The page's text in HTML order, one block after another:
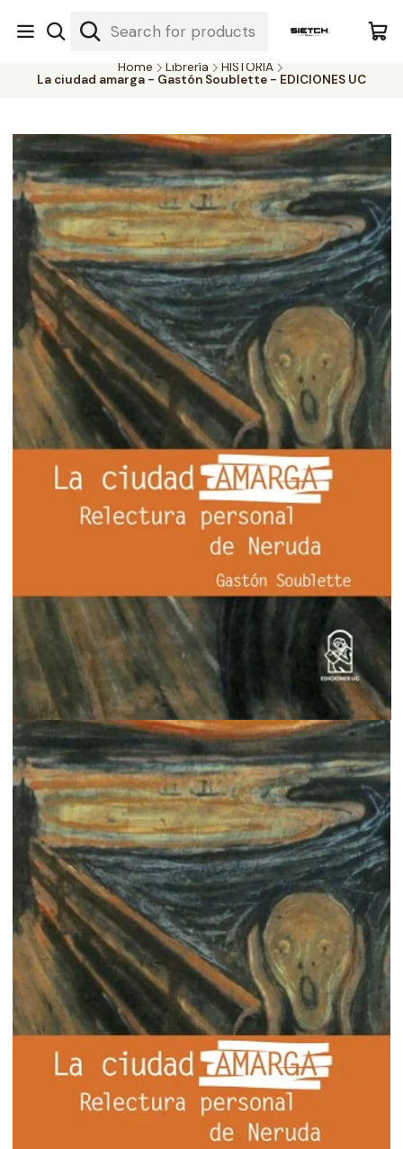
Nuestra librería - Serrano 317 local 3 - Limache.
#SomospartedelSietch
Home Librería
HISTORIA
La ciudad amarga - Gastón Soublette - EDICIONES UC